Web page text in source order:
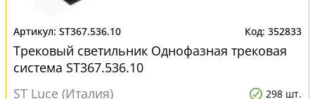
ST367.536.10 352833
Трековый светильник Однофазная трековая
система ST367.536.10
ST Luce (Италия)
298 шт.